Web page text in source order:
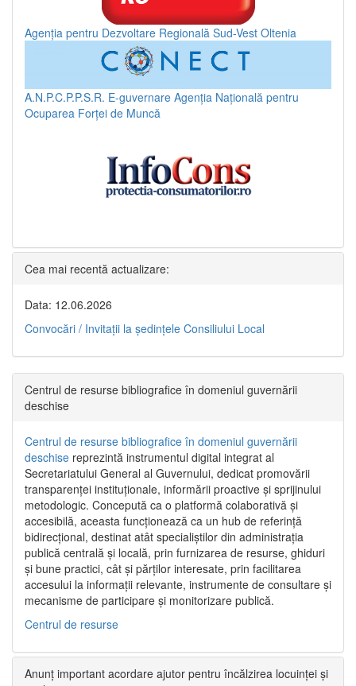
Agenția pentru Dezvoltare Regională Sud-Vest Oltenia
A.N.P.C.P.P.S.R. E-guvernare Agenția Națională pentru
Ocuparea Forței de Muncă
Cea mai recentă actualizare:
Data: 12.06.2026
Convocări / Invitaţii la şedinţele Consiliului Local
Centrul de resurse bibliografice în domeniul guvernării
deschise
Centrul de resurse bibliografice în domeniul guvernării
deschise reprezintă instrumentul digital integrat al
Secretariatului General al Guvernului, dedicat promovării
transparenței instituționale, informării proactive și sprijinului
metodologic. Concepută ca o platformă colaborativă și
accesibilă, aceasta funcționează ca un hub de referință
bidirecțional, destinat atât specialiștilor din administrația
publică centrală și locală, prin furnizarea de resurse, ghiduri
și bune practici, cât și părților interesate, prin facilitarea
accesului la informații relevante, instrumente de consultare și
mecanisme de participare și monitorizare publică.
Centrul de resurse
Anunț important acordare ajutor pentru încălzirea locuinței și